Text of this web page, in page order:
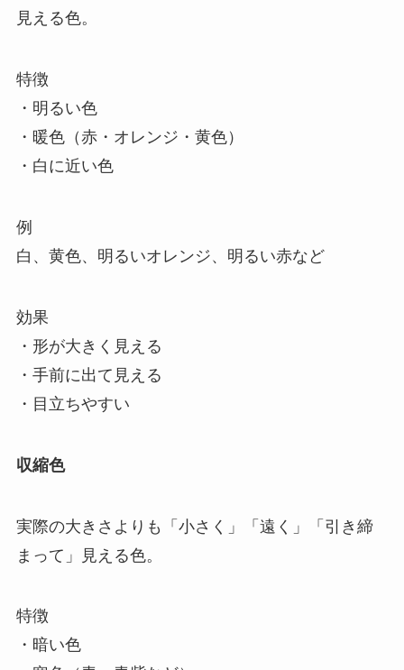
見える色。
特徴
・明るい色
・暖色（赤・オレンジ・黄色）
・白に近い色
例
白、黄色、明るいオレンジ、明るい赤など
効果
・形が大きく見える
・手前に出て見える
・目立ちやすい
収縮色
実際の大きさよりも「小さく」「遠く」「引き締
まって」見える色。
特徴
・暗い色